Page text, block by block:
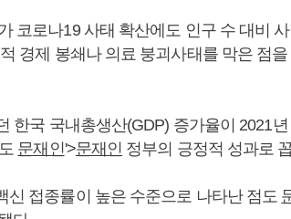
코로나19 사태 확산에도 인구 수 대비
경제 봉쇄나 의료 붕괴사태를 막은 점
한국 국내총생산(GDP) 증가율이 2021년
문재인'>문재인 정부의 긍정적 성과로
접종률이 높은 수준으로 나타난 점도